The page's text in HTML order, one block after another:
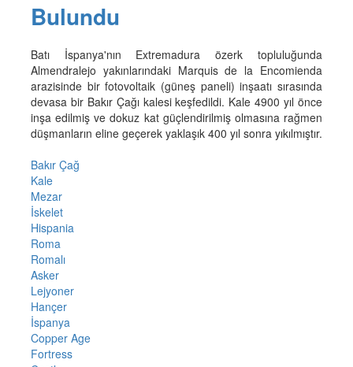
Bulundu
Batı İspanya'nın Extremadura özerk topluluğunda
Almendralejo yakınlarındaki Marquis de la Encomienda
arazisinde bir fotovoltaik (güneş paneli) inşaatı sırasında
devasa bir Bakır Çağı kalesi keşfedildi. Kale 4900 yıl önce
inşa edilmiş ve dokuz kat güçlendirilmiş olmasına rağmen
düşmanların eline geçerek yaklaşık 400 yıl sonra yıkılmıştır.
Bakır Çağ
Kale
Mezar
İskelet
Hispania
Roma
Romalı
Asker
Lejyoner
Hançer
İspanya
Copper Age
Fortress